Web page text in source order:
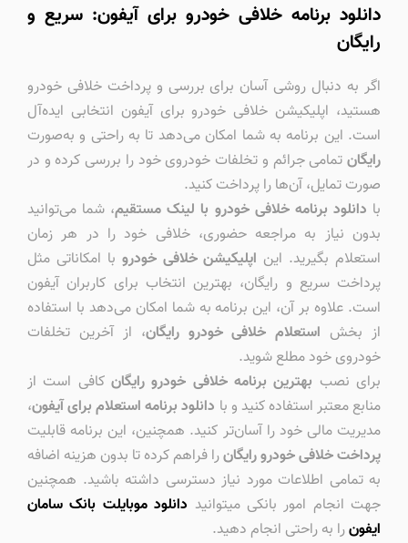
دانلود برنامه خلافی خودرو برای آیفون: سریع و
رایگان
اگر به دنبال روشی آسان برای بررسی و پرداخت خلافی خودرو
هستید، اپلیکیشن خلافی خودرو برای آیفون انتخابی ایده‌آل
است. این برنامه به شما امکان می‌دهد تا به راحتی و به‌صورت
رایگان تمامی جرائم و تخلفات خودروی خود را بررسی کرده و در
صورت تمایل، آن‌ها را پرداخت کنید.
با دانلود برنامه خلافی خودرو با لینک مستقیم، شما می‌توانید
بدون نیاز به مراجعه حضوری، خلافی خود را در هر زمان
استعلام بگیرید. این اپلیکیشن خلافی خودرو با امکاناتی مثل
پرداخت سریع و رایگان، بهترین انتخاب برای کاربران آیفون
است. علاوه بر آن، این برنامه به شما امکان می‌دهد با استفاده
از بخش استعلام خلافی خودرو رایگان، از آخرین تخلفات
خودروی خود مطلع شوید.
برای نصب بهترین برنامه خلافی خودرو رایگان کافی است از
منابع معتبر استفاده کنید و با دانلود برنامه استعلام برای آیفون،
مدیریت مالی خود را آسان‌تر کنید. همچنین، این برنامه قابلیت
پرداخت خلافی خودرو رایگانرا فراهم کرده تا بدون هزینه اضافه
به تمامی اطلاعات مورد نیاز دسترسی داشته باشید. همچنین
جهت انجام امور بانکی میتوانید دانلود موبایلت بانک سامان
ایفونرا به راحتی انجام دهید.